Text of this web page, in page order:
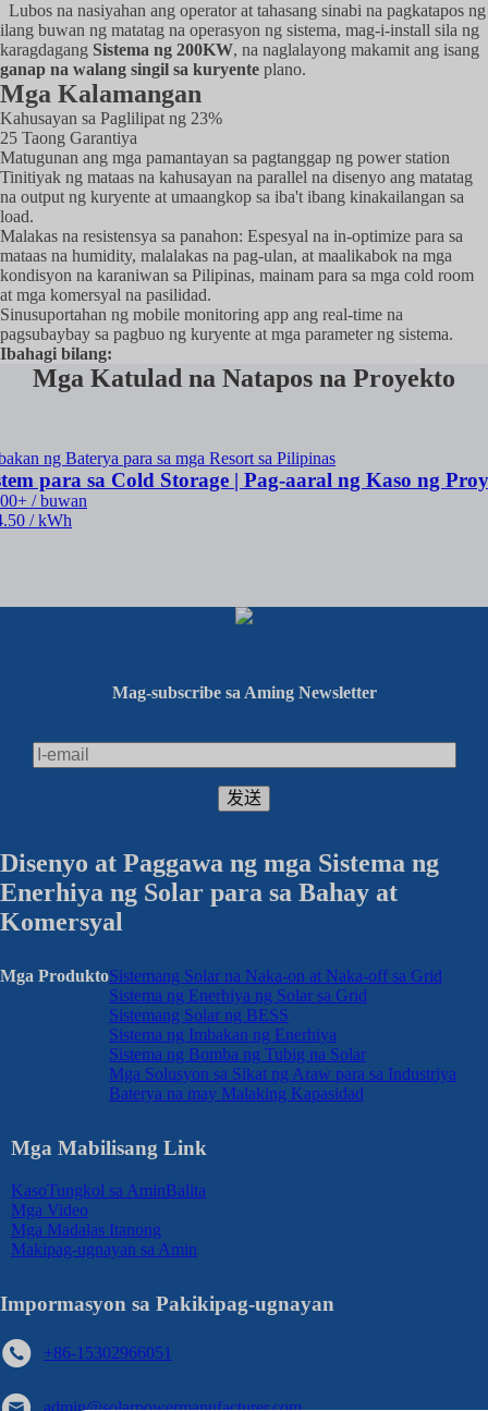
Lubos na nasiyahan ang operator at tahasang sinabi na pagkatapos ng
ilang buwan ng matatag na operasyon ng sistema, mag-i-install sila ng
karagdagang Sistema ng 200KW, na naglalayong makamit ang isang
ganap na walang singil sa kuryente plano.
Mga Kalamangan
Kahusayan sa Paglilipat ng 23%
25 Taong Garantiya
Matugunan ang mga pamantayan sa pagtanggap ng power station
Tinitiyak ng mataas na kahusayan na parallel na disenyo ang matatag
na output ng kuryente at umaangkop sa iba't ibang kinakailangan sa
load.
Malakas na resistensya sa panahon: Espesyal na in-optimize para sa
mataas na humidity, malalakas na pag-ulan, at maalikabok na mga
kondisyon na karaniwan sa Pilipinas, mainam para sa mga cold room
at mga komersyal na pasilidad.
Sinusuportahan ng mobile monitoring app ang real-time na
pagsubaybay sa pagbuo ng kuryente at mga parameter ng sistema.
Ibahagi bilang:
Mga Katulad na Natapos na Proyekto
para sa Cold Storage | Pag-aaral ng Kaso ng
/ buwan
/ kWh
Mag-subscribe sa Aming Newsletter
Disenyo at Paggawa ng mga Sistema ng
Enerhiya ng Solar para sa Bahay at
Komersyal
Mga ProduktoSistemang Solar na Naka-on at Naka-off sa Grid
Sistema ng Enerhiya ng Solar sa Grid
Sistemang Solar ng BESS
Sistema ng Imbakan ng Enerhiya
Sistema ng Bomba ng Tubig na Solar
Mga Solusyon sa Sikat ng Araw para sa Industriya
Baterya na may Malaking Kapasidad
Mga Mabilisang Link
KasoTungkol sa AminBalita
Mga Video
Mga Madalas Itanong
Makipag-ugnayan sa Amin
Impormasyon sa Pakikipag-ugnayan
+86-15302966051
admin@solarpowermanufacturer.com